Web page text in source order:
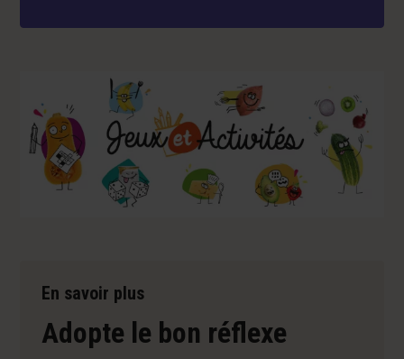
En savoir plus
Adopte le bon réflexe